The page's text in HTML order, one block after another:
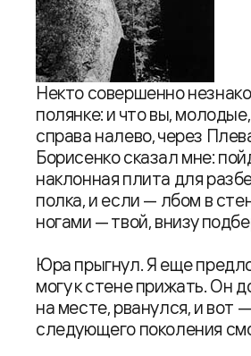
Некто совершенно
полянке: и что вы,
справа налево, через
Борисенко сказал мне:
наклонная плита для
полка, и если — лбом в
ногами — твой, внизу
Юра прыгнул. Я еще
могу к стене прижать. Он
на месте, рванулся, и вот
следующего поколения